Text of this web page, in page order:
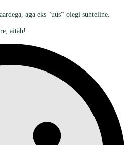
aga eks "uus" olegi suhteline.
aitäh!